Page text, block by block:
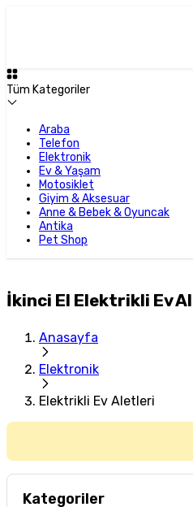
Tüm Kategoriler
Araba
Telefon
Elektronik
Ev & Yaşam
Motosiklet
Giyim & Aksesuar
Anne & Bebek & Oyuncak
Antika
Pet Shop
İkinci El Elektrikli Ev
Anasayfa
Elektronik
Elektrikli Ev Aletleri
Kategoriler